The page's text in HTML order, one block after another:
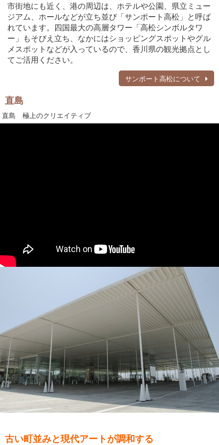
市街地にも近く、港の周辺は、ホテルや公園、県立ミュー
ジアム、ホールなどが立ち並び「サンポート高松」と呼ば
れています。四国最大の高層タワー「高松シンボルタワ
ー」もそびえ立ち、なかにはショッピングスポットやグル
メスポットなどが入っているので、香川県の観光拠点とし
てご活用ください。
サンポート高松について
直島
直島 極上のクリエイティブ
古い町並みと現代アートが調和する